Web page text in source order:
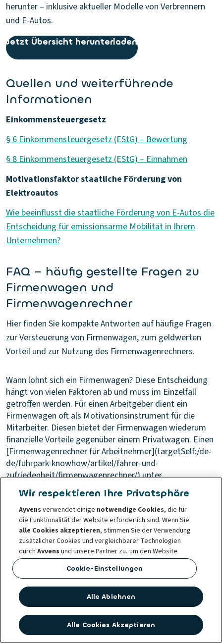
herunter – inklusive aktueller Modelle von Verbrennern
und E-Autos.
Jetzt Übersicht herunterladen
Quellen und weiterführende
Informationen
Einkommensteuergesetz
§ 6 Einkommensteuergesetz (EStG) – Bewertung
§ 8 Einkommensteuergesetz (EStG) – Einnahmen
Motivationsfaktor staatliche Förderung von
Elektroautos
Wie beeinflusst die staatliche Förderung von E-Autos die
Entscheidung für emissionsarme Mobilität in Ihrem
Unternehmen?
FAQ – häufig gestellte Fragen zu
Firmenwagen und
Firmenwagenrechner
Hier finden Sie kompakte Antworten auf häufige Fragen
zur Versteuerung von Firmenwagen, zum geldwerten
Vorteil und zur Nutzung des Firmenwagenrechners.
Wann lohnt sich ein Firmenwagen? Diese Entscheidung
hängt von vielen Faktoren ab und muss im Einzelfall
getroffen werden. Für einen Arbeitgeber dient ein
Firmenwagen oft als Motivationsinstrument für die
Mitarbeiter. Diesen bietet der Firmenwagen wiederum
finanzielle Vorteile gegenüber einem Privatwagen. Einen
[Firmenwagenrechner für Arbeitnehmer](targetSelf:/de-
de/fuhrpark-knowhow/artikel/fahrer-und-
zufriedenheit/firmenwagenrechner/) unter
Berücksichtigung aller Antriebsarten gibt es online im
Fuhrpark Knowhow.Was kostet mich ein Firmenwagen
mit Privatnutzung? Der Arbeitgeber trägt meist den
Großteil der Kosten für den Firmenwagen (hauptsächlich
Anschaffung und Unterhalt). Für den Arbeitnehmer fallen
Kosten für die 1-Prozent-Regelung an, da 1 Prozent des
Bruttolistenpreises monatlich dem Gehalt zugeschlagen
und versteuert wird.Welcher Firmenwagen wird zu
welchem Prozentsatz versteuert?Die Höhe der
Versteuerung der Privatnutzung von Firmenwagen hängt
von der Antriebsart ab. Firmenwagen mit
Verbrennungsmotor werden mit 1 Prozent des
Bruttolistenpreises monatlich versteuert. Rein
Wir respektieren Ihre Privatsphäre
Ayvens verwendet einige notwendige Cookies, die für
die Funktionalität der Website erforderlich sind. Wenn Sie
alle Cookies akzeptieren, stimmen Sie der Verwendung
zusätzlicher Cookies und vergleichbarer Technologien
durchAyvens und unsere Partner zu, um den Website
Traffic und das Nutzungsverhalten zu analysieren, Social
Media Funktionen bereitzustellen sowie Inhalte und
personalisieren.
Sie können IhreCookie-Einstellungenjederzeit ändern
oder Ihre Einwilligung widerrufen. Das hat keinen Einfluss
auf die Rechtmäßigkeit der Verwendung dieser Cookies
Cookie-Einstellungen
Alle Ablehnen
Alle Cookies Akzeptieren